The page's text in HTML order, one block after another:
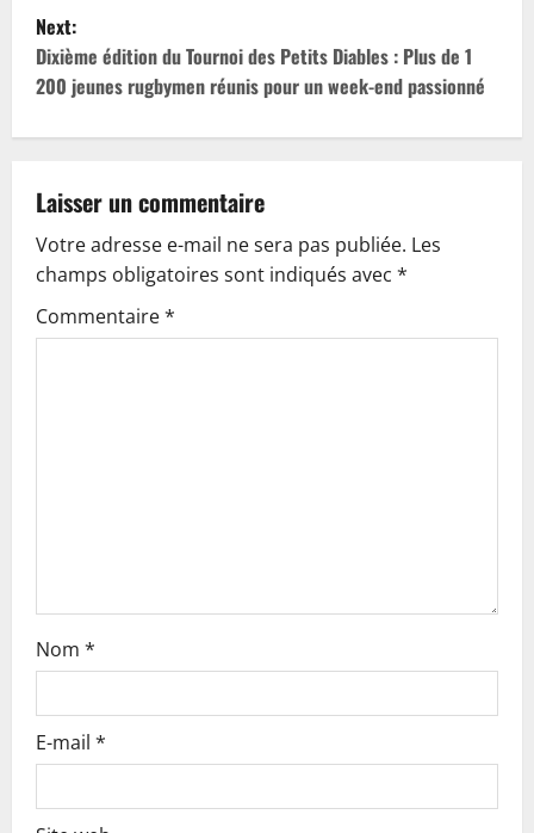
t
n
v
i
g
Next:
Dixième édition du Tournoi des Petits Diables : Plus de 1
200 jeunes rugbymen réunis pour un week-end passionné
Laisser un commentaire
Votre adresse e-mail ne sera pas publiée. Les
champs obligatoires sont indiqués avec *
Commentaire*
Nom *
E-mail *